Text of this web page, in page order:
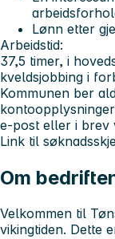
Lønn etter
Arbeidstid:
37,5 timer, i
kveldsjobbing i
Kommunen ber
e-post eller i brev
Link til
Om
Velkommen til
vikingtiden. Dette